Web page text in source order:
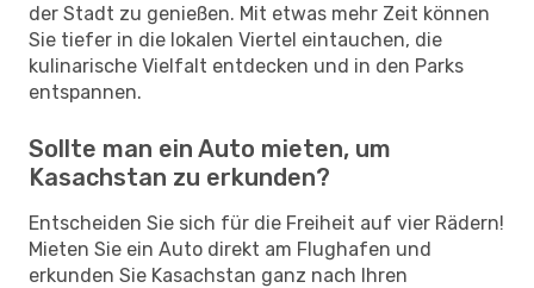
der Stadt zu genießen. Mit etwas mehr Zeit können
Sie tiefer in die lokalen Viertel eintauchen, die
kulinarische Vielfalt entdecken und in den Parks
entspannen.
Sollte man ein Auto mieten, um
Kasachstan zu erkunden?
Entscheiden Sie sich für die Freiheit auf vier Rädern!
Mieten Sie ein Auto direkt am Flughafen und
erkunden Sie Kasachstan ganz nach Ihren